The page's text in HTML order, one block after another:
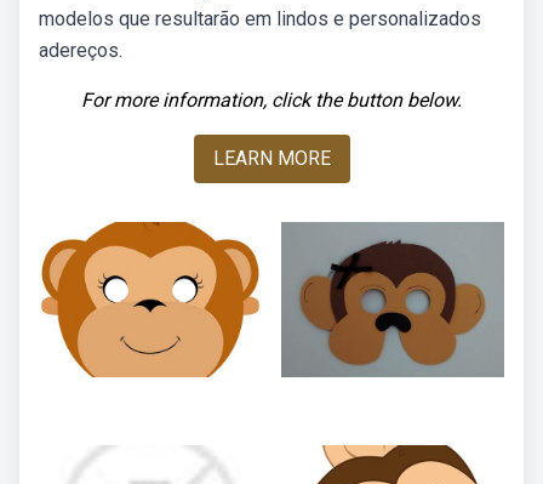
modelos que resultarão em lindos e personalizados
adereços.
For more information, click the button below.
LEARN MORE